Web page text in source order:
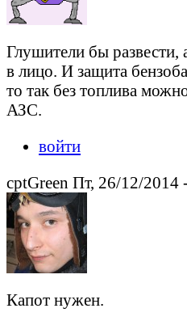
Глушители бы развести,
в лицо. И защита
то так без топлива
АЗС.
войти
cptGreen Пт, 26/12/2014
Капот нужен.